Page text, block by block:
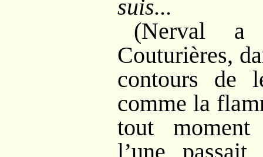
suis...
(Nerval a
Couturières,
contours de
comme la
tout
l’une